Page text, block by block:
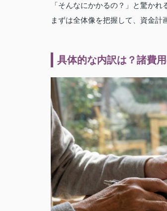
「そんなにかかるの？」と驚か
まずは全体像を把握して、資金計
具体的な内訳は？諸費